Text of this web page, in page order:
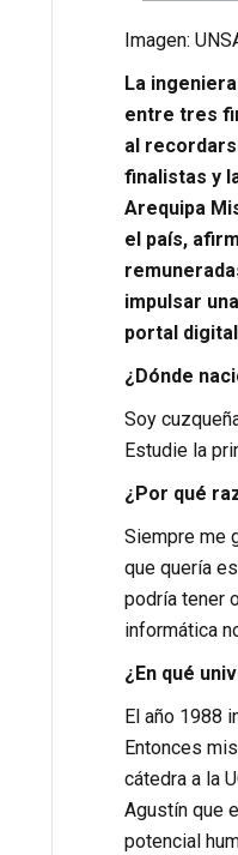
Imagen:
La
entre tres
al
finalistas y
Arequipa
el país,
impulsar
portal
¿Dónde
Soy
Estudie la
¿Por qué
Siempre me
que quería
podría tener
informática
¿En qué
El año 1988
Entonces
cátedra a la
Agustín que
potencial